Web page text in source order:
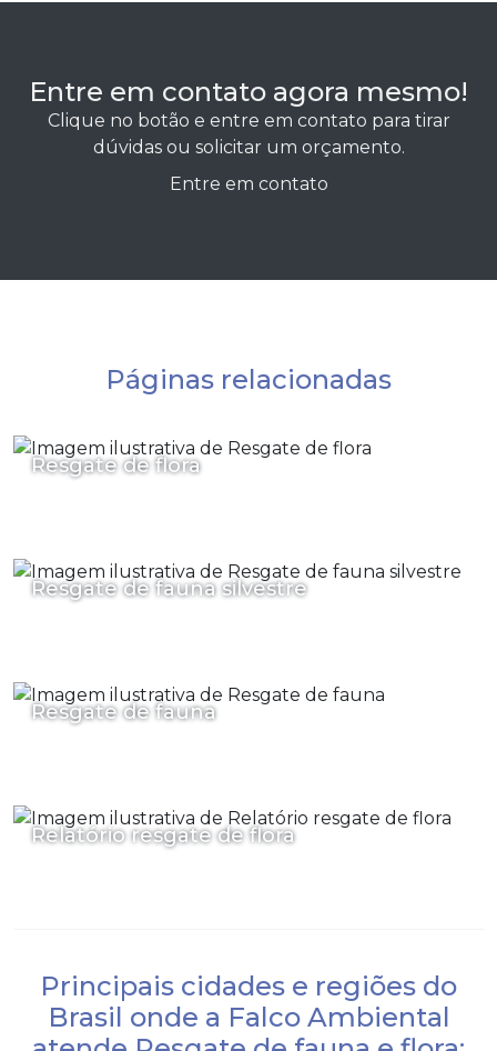
Entre em contato agora mesmo!
Clique no botão e entre em contato para tirar
dúvidas ou solicitar um orçamento.
Entre em contato
Páginas relacionadas
Resgate de flora
Resgate de fauna silvestre
Resgate de fauna
Relatório resgate de flora
Principais cidades e regiões do
Brasil onde a Falco Ambiental